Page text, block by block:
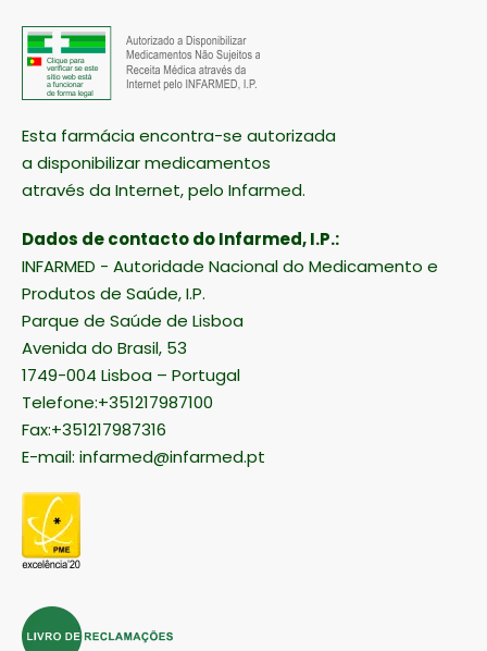
Esta farmácia encontra-se autorizada
a disponibilizar medicamentos
através da Internet, pelo Infarmed.
Dados de contacto do Infarmed, I.P.:
INFARMED - Autoridade Nacional do Medicamento e
Produtos de Saúde, I.P.
Parque de Saúde de Lisboa
Avenida do Brasil, 53
1749-004 Lisboa – Portugal
Telefone:+351217987100
Fax:+351217987316
E-mail: infarmed@infarmed.pt